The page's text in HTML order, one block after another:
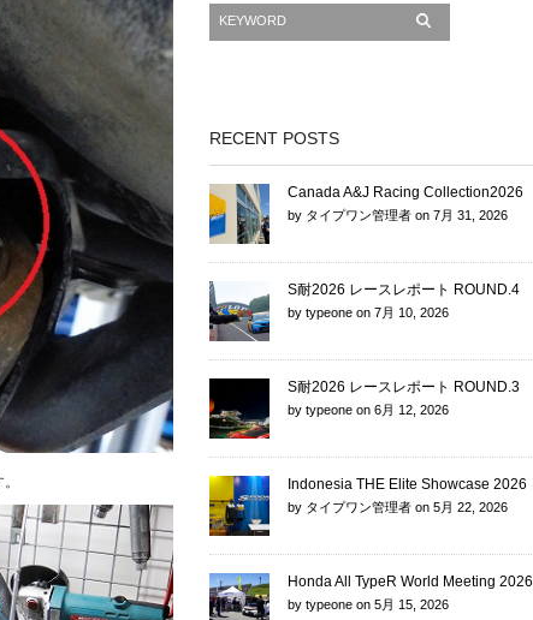
RECENT POSTS
Canada A&J Racing Collection2026
by タイプワン管理者 on 7月 31, 2026
S耐2026 レースレポート ROUND.4
by typeone on 7月 10, 2026
S耐2026 レースレポート ROUND.3
by typeone on 6月 12, 2026
Indonesia THE Elite Showcase 2026
by タイプワン管理者 on 5月 22, 2026
Honda All TypeR World Meeting 2026
by typeone on 5月 15, 2026